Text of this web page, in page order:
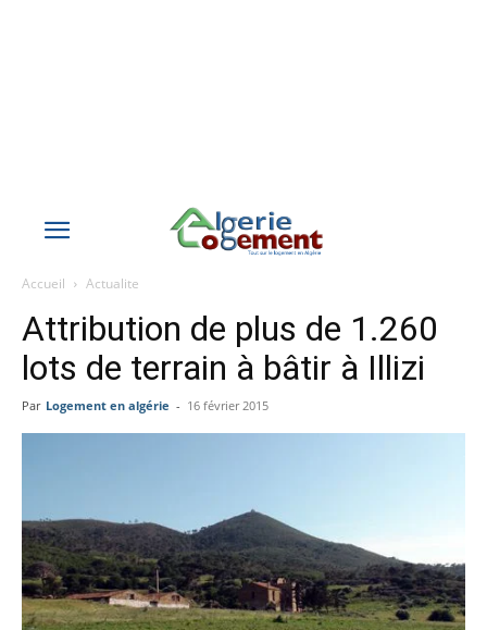
Accueil Actualite
Attribution de plus de 1.260
lots de terrain à bâtir à Illizi
Par Logement en algérie - 16 février 2015